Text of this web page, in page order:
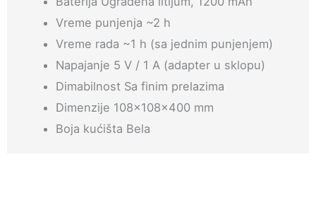
Vreme punjenja ~2 h
Vreme rada ~1 h (sa jednim punjenjem)
Napajanje 5 V / 1 A (adapter u sklopu)
Dimabilnost Sa finim prelazima
Dimenzije 108x108x400 mm
Boja kućišta Bela